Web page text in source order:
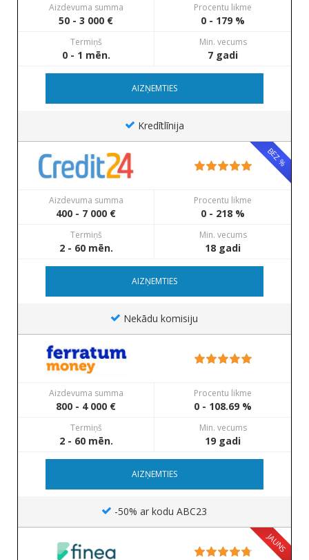
Aizdevuma summa
50 - 3 000 €
Procentu likme
0 - 179 %
Termiņš
0 - 1 mēn.
Min. vecums
7 gadi
AIZŅEMTIES
Kredītlīnija
BEZ %
Aizdevuma summa
400 - 7 000 €
Procentu likme
0 - 218 %
Termiņš
2 - 60 mēn.
Min. vecums
18 gadi
AIZŅEMTIES
Nekādu komisiju
Aizdevuma summa
800 - 4 000 €
Procentu likme
0 - 108.69 %
Termiņš
2 - 60 mēn.
Min. vecums
19 gadi
AIZŅEMTIES
-50% ar kodu ABC23
JAUNS